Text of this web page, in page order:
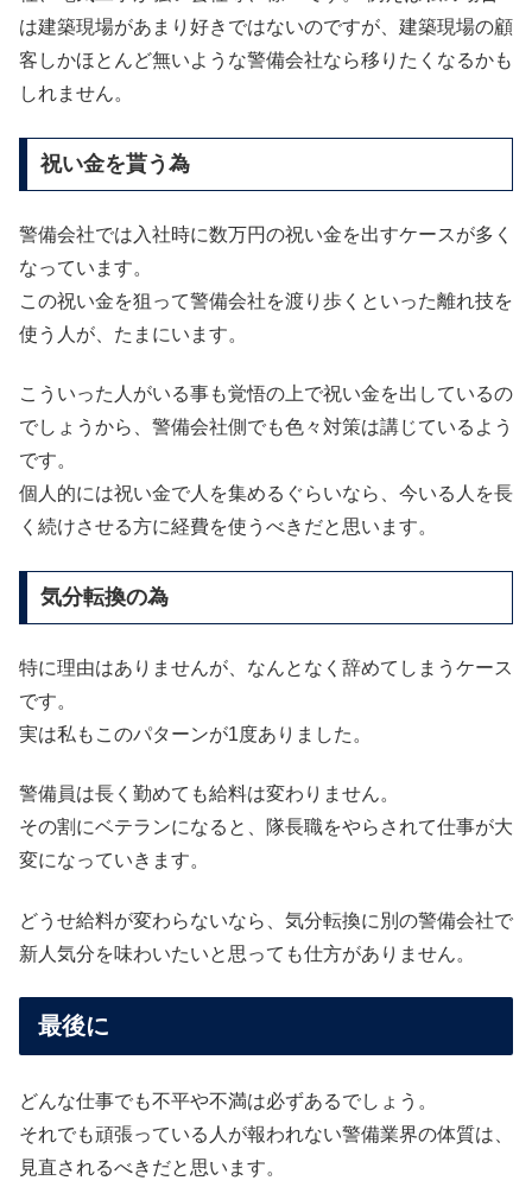
は建築現場があまり好きではないのですが、建築現場の顧
客しかほとんど無いような警備会社なら移りたくなるかも
しれません。
祝い金を貰う為
警備会社では入社時に数万円の祝い金を出すケースが多く
なっています。
この祝い金を狙って警備会社を渡り歩くといった離れ技を
使う人が、たまにいます。
こういった人がいる事も覚悟の上で祝い金を出しているの
でしょうから、警備会社側でも色々対策は講じているよう
です。
個人的には祝い金で人を集めるぐらいなら、今いる人を長
く続けさせる方に経費を使うべきだと思います。
気分転換の為
特に理由はありませんが、なんとなく辞めてしまうケース
です。
実は私もこのパターンが1度ありました。
警備員は長く勤めても給料は変わりません。
その割にベテランになると、隊長職をやらされて仕事が大
変になっていきます。
どうせ給料が変わらないなら、気分転換に別の警備会社で
新人気分を味わいたいと思っても仕方がありません。
最後に
どんな仕事でも不平や不満は必ずあるでしょう。
それでも頑張っている人が報われない警備業界の体質は、
見直されるべきだと思います。